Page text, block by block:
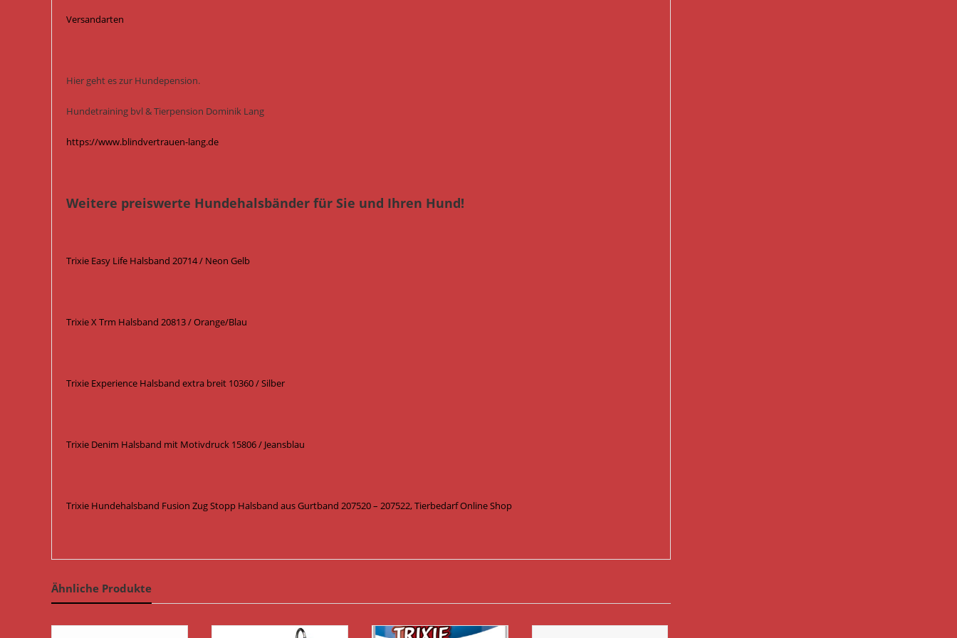
Versandarten
Hier geht es zur Hundepension.
Hundetraining bvl & Tierpension Dominik Lang
https://www.blindvertrauen-lang.de
Weitere preiswerte Hundehalsbänder für Sie und Ihren Hund!
Trixie Easy Life Halsband 20714 / Neon Gelb
Trixie X Trm Halsband 20813 / Orange/Blau
Trixie Experience Halsband extra breit 10360 / Silber
Trixie Denim Halsband mit Motivdruck 15806 / Jeansblau
Trixie Hundehalsband Fusion Zug Stopp Halsband aus Gurtband 207520 – 207522, Tierbedarf Online Shop
Ähnliche Produkte